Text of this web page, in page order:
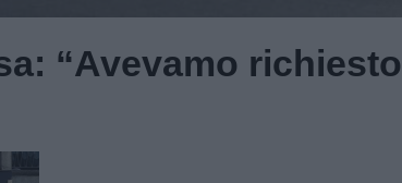
“Avevamo richiesto